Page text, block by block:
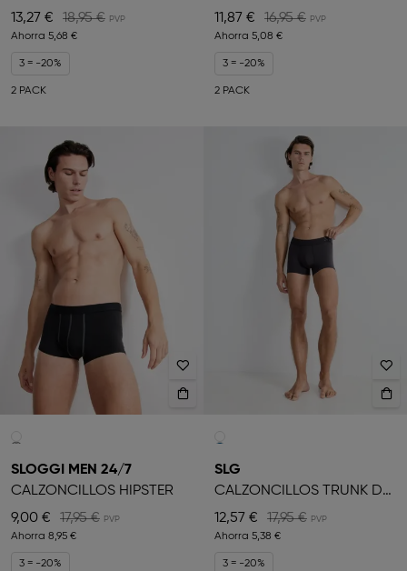
13,27 €
18,95 €
Ahorra 5,68 €
3 = -20%
2 PACK
11,87 €
16,95 €
Ahorra 5,08 €
3 = -20%
2 PACK
SLOGGI MEN 24/7
CALZONCILLOS HIPSTER
9,00 €
17,95 €
Ahorra 8,95 €
3 = -20%
SLG
CALZONCILLOS TRUNK DE HOMBRE
12,57 €
17,95 €
Ahorra 5,38 €
3 = -20%